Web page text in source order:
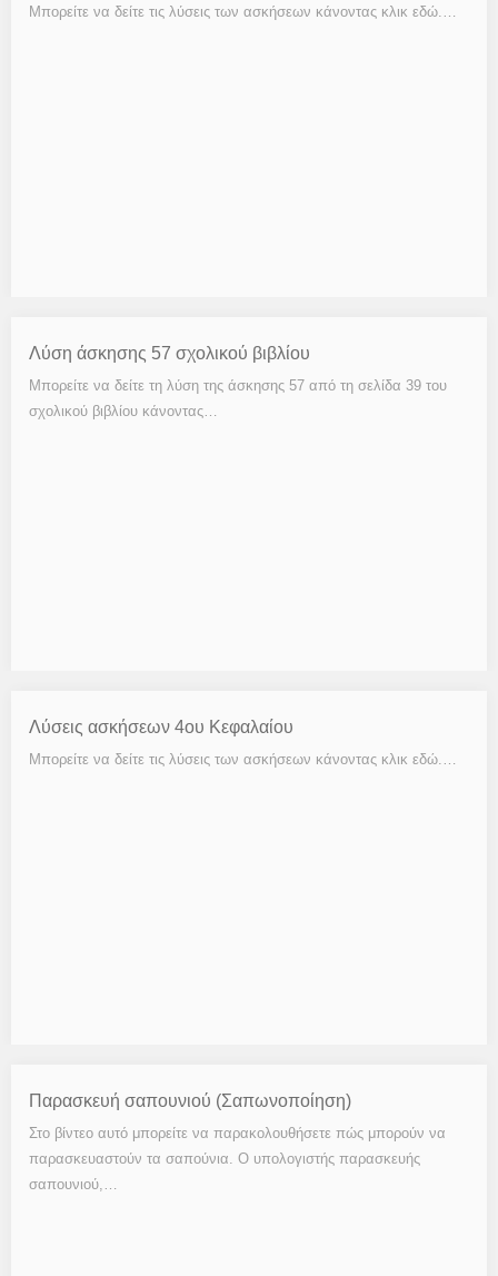
Μπορείτε να δείτε τις λύσεις των ασκήσεων κάνοντας κλικ εδώ.…
Λύση άσκησης 57 σχολικού βιβλίου
Μπορείτε να δείτε τη λύση της άσκησης 57 από τη σελίδα 39 του
σχολικού βιβλίου κάνοντας…
Λύσεις ασκήσεων 4ου Κεφαλαίου
Μπορείτε να δείτε τις λύσεις των ασκήσεων κάνοντας κλικ εδώ.…
Παρασκευή σαπουνιού (Σαπωνοποίηση)
Στο βίντεο αυτό μπορείτε να παρακολουθήσετε πώς μπορούν να
παρασκευαστούν τα σαπούνια. Ο υπολογιστής παρασκευής
σαπουνιού,…